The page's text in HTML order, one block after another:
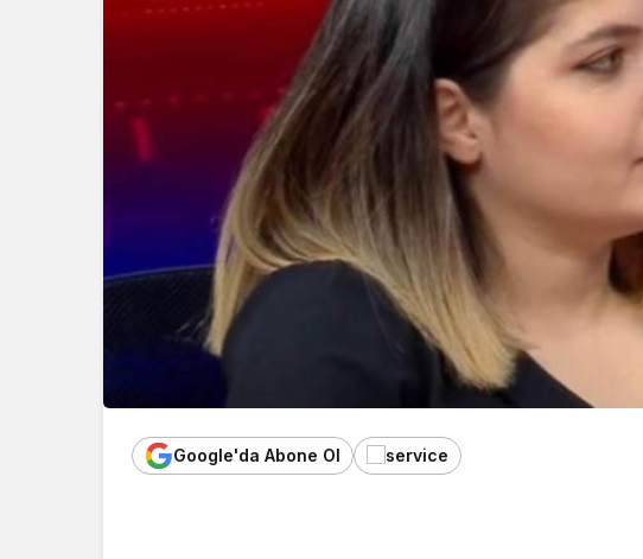
Google'da Abone Ol